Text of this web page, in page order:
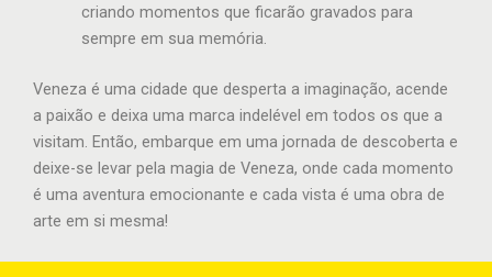
criando momentos que ficarão gravados para
sempre em sua memória.
Veneza é uma cidade que desperta a imaginação, acende
a paixão e deixa uma marca indelével em todos os que a
visitam. Então, embarque em uma jornada de descoberta e
deixe-se levar pela magia de Veneza, onde cada momento
é uma aventura emocionante e cada vista é uma obra de
arte em si mesma!